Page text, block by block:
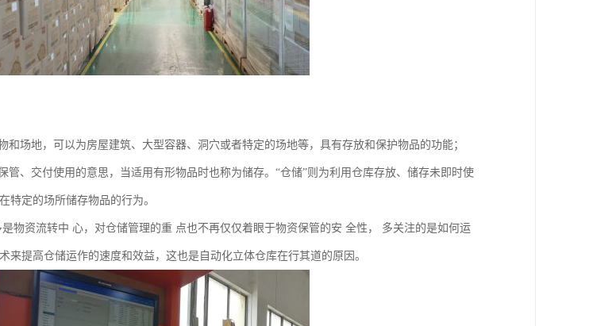
和场地，可以为房屋建筑、大型容器、洞穴或者特定的场地等，具有存放和保护物品的功能；
管、交付使用的意思，当适用有形物品时也称为储存。“仓储”则为利用仓库存放、储存未即时使
特定的场所储存物品的行为。
物资流转中 心，对仓储管理的重 点也不再仅仅着眼于物资保管的安 全性， 多关注的是如何运
来提高仓储运作的速度和效益，这也是自动化立体仓库在行其道的原因。